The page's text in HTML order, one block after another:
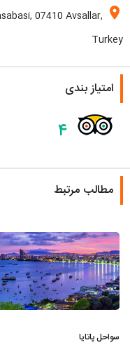
location_on
07410 Avsallar,
Turkey
امتیاز بندی
۴
مطالب مرتبط
سواحل پاتایا